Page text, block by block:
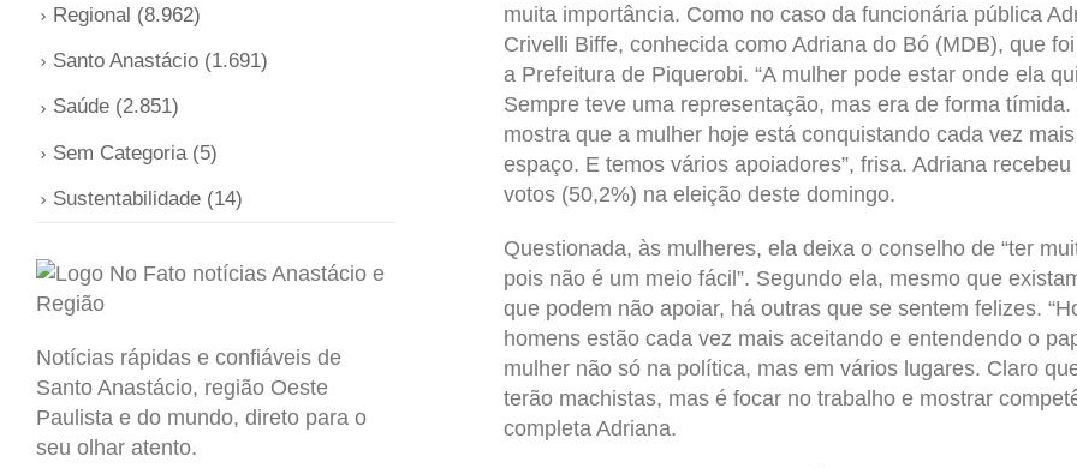
muita importância. Como no caso da funcionária pública
Crivelli Biffe, conhecida como Adriana do Bó (MDB), que
a Prefeitura de Piquerobi. “A mulher pode estar onde ela
Sempre teve uma representação, mas era de forma tímida.
mostra que a mulher hoje está conquistando cada vez
espaço. E temos vários apoiadores”, frisa. Adriana recebeu
votos (50,2%) na eleição deste domingo.
Questionada, às mulheres, ela deixa o conselho de “ter
pois não é um meio fácil”. Segundo ela, mesmo que
que podem não apoiar, há outras que se sentem felizes.
homens estão cada vez mais aceitando e entendendo o
mulher não só na política, mas em vários lugares. Claro
terão machistas, mas é focar no trabalho e mostrar
completa Adriana.
Regional (8.962)
Santo Anastácio (1.691)
Saúde (2.851)
Sem Categoria (5)
Sustentabilidade (14)
Notícias rápidas e confiáveis de
Santo Anastácio, região Oeste
Paulista e do mundo, direto para o
seu olhar atento.